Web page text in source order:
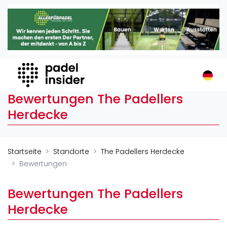
Padel Insider
Home
Organisationen
Buchungssysteme
Padel-Shops
Padel-Marken
Verschiedenes
Veranstaltungen
Turniere
International
Playtomic
Bewertungen The Padellers
Herdecke
Startseite Standorte
The Padellers Herdecke
Bewertungen
Bewertungen The Padellers
Herdecke